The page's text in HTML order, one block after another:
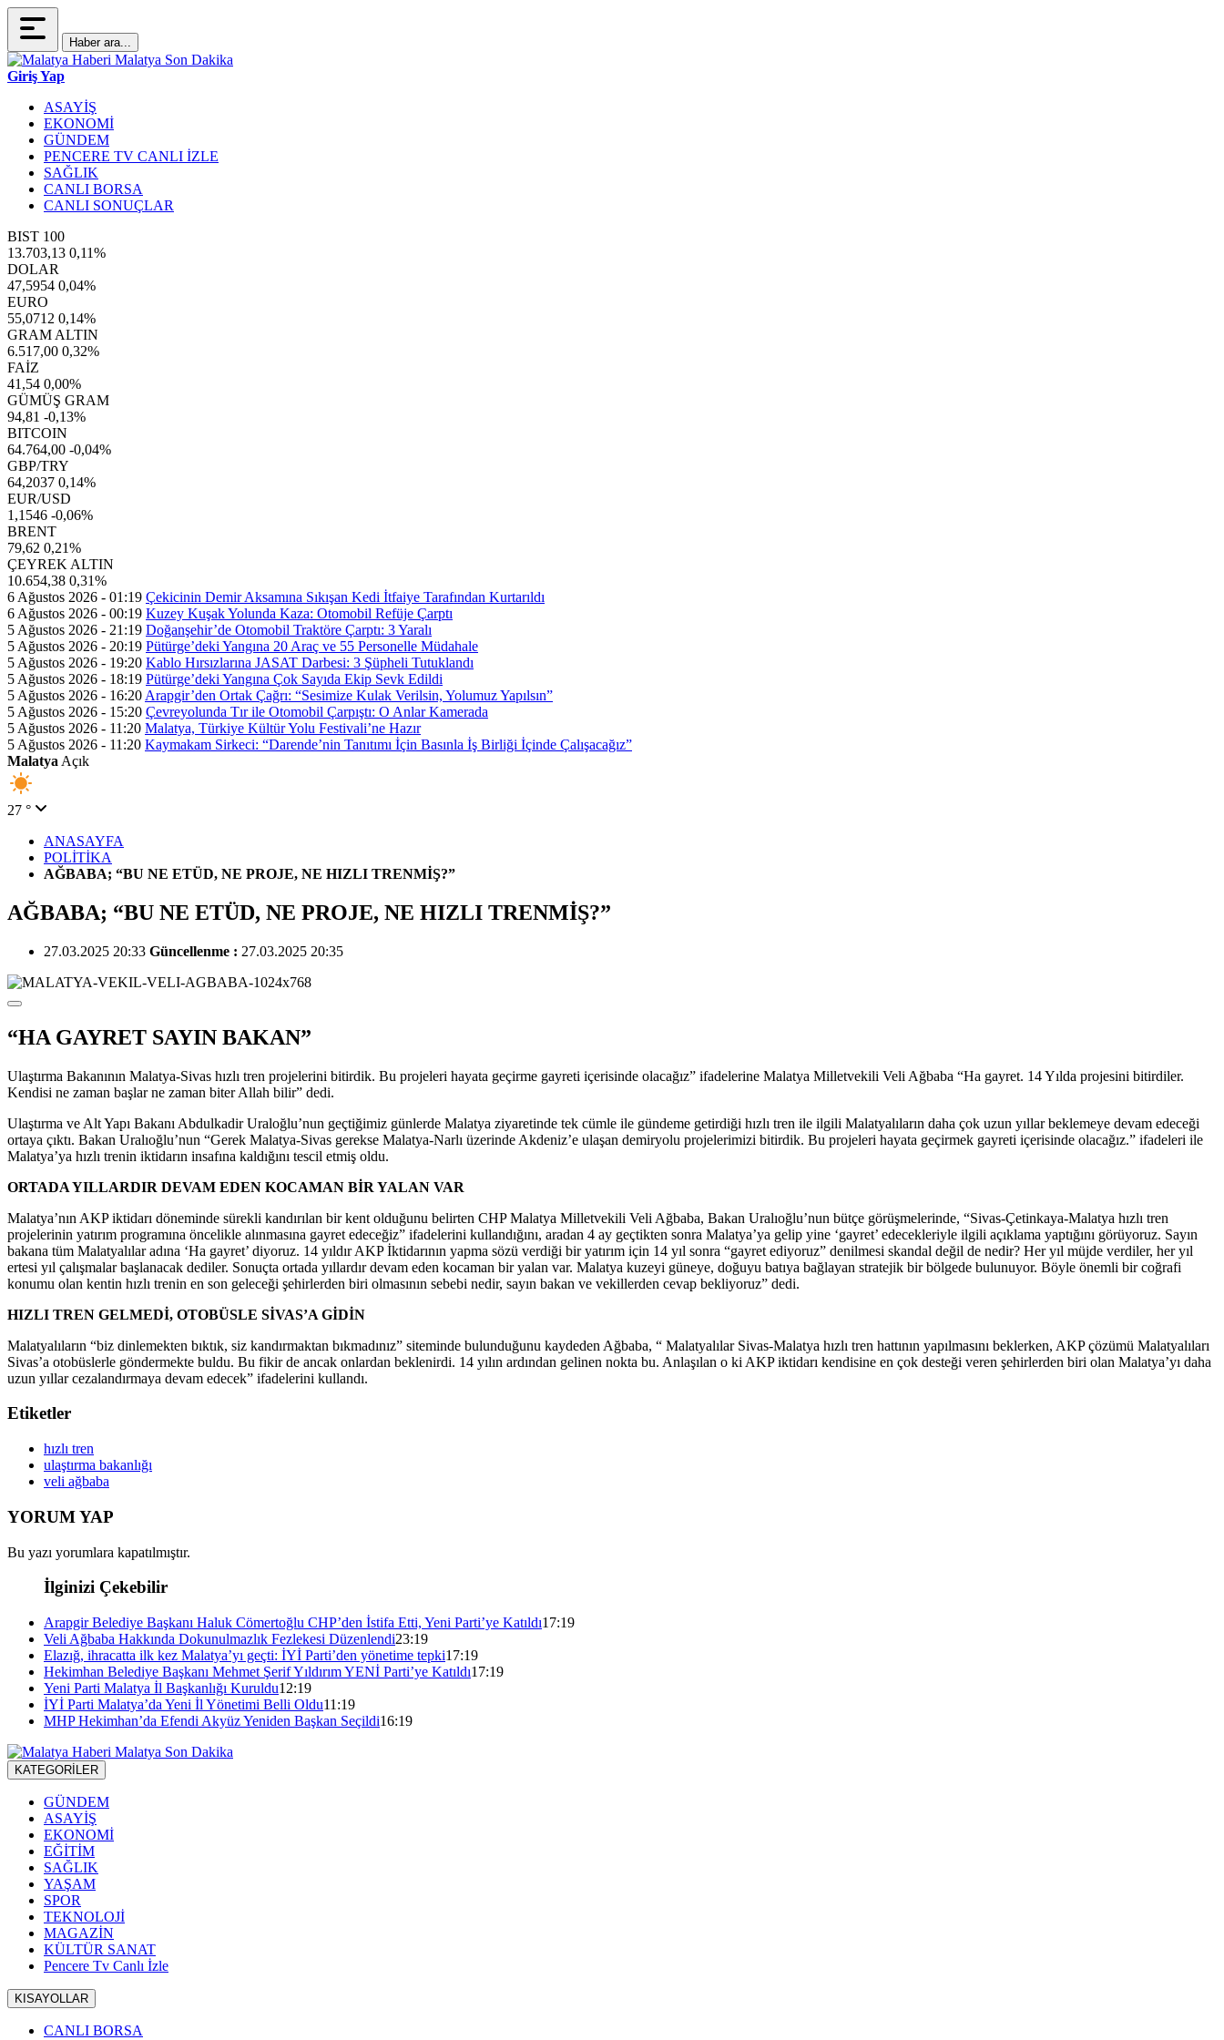
Haber ara...
Giriş Yap
ASAYİŞ
EKONOMİ
GÜNDEM
PENCERE TV CANLI İZLE
SAĞLIK
CANLI BORSA
CANLI SONUÇLAR
BIST 100
13.703,13 0,11%
DOLAR
47,5954 0,04%
EURO
55,0712 0,14%
GRAM ALTIN
6.517,00 0,32%
FAİZ
41,54 0,00%
GÜMÜŞ GRAM
94,81 -0,13%
BITCOIN
64.764,00 -0,04%
GBP/TRY
64,2037 0,14%
EUR/USD
1,1546 -0,06%
BRENT
79,62 0,21%
ÇEYREK ALTIN
10.654,38 0,31%
6 Ağustos 2026 - 01:19 Çekicinin Demir Aksamına Sıkışan Kedi İtfaiye Tarafından Kurtarıldı
6 Ağustos 2026 - 00:19 Kuzey Kuşak Yolunda Kaza: Otomobil Refüje Çarptı
5 Ağustos 2026 - 21:19 Doğanşehir’de Otomobil Traktöre Çarptı: 3 Yaralı
5 Ağustos 2026 - 20:19 Pütürge’deki Yangına 20 Araç ve 55 Personelle Müdahale
5 Ağustos 2026 - 19:20 Kablo Hırsızlarına JASAT Darbesi: 3 Şüpheli Tutuklandı
5 Ağustos 2026 - 18:19 Pütürge’deki Yangına Çok Sayıda Ekip Sevk Edildi
5 Ağustos 2026 - 16:20 Arapgir’den Ortak Çağrı: “Sesimize Kulak Verilsin, Yolumuz Yapılsın”
5 Ağustos 2026 - 15:20 Çevreyolunda Tır ile Otomobil Çarpıştı: O Anlar Kamerada
5 Ağustos 2026 - 11:20 Malatya, Türkiye Kültür Yolu Festivali’ne Hazır
5 Ağustos 2026 - 11:20 Kaymakam Sirkeci: “Darende’nin Tanıtımı İçin Basınla İş Birliği İçinde Çalışacağız”
Malatya Açık
27 °
ANASAYFA
POLİTİKA
AĞBABA; “BU NE ETÜD, NE PROJE, NE HIZLI TRENMİŞ?”
AĞBABA; “BU NE ETÜD, NE PROJE, NE HIZLI TRENMİŞ?”
27.03.2025 20:33 Güncellenme : 27.03.2025 20:35
“HA GAYRET SAYIN BAKAN”
Ulaştırma Bakanının Malatya-Sivas hızlı tren projelerini bitirdik. Bu projeleri hayata geçirme gayreti içerisinde olacağız” ifadelerine Malatya Milletvekili Veli Ağbaba “Ha gayret. 14 Yılda projesini bitirdiler.
Kendisi ne zaman başlar ne zaman biter Allah bilir” dedi.
Ulaştırma ve Alt Yapı Bakanı Abdulkadir Uraloğlu’nun geçtiğimiz günlerde Malatya ziyaretinde tek cümle ile gündeme getirdiği hızlı tren ile ilgili Malatyalıların daha çok uzun yıllar beklemeye devam edeceği
ortaya çıktı. Bakan Uralıoğlu’nun “Gerek Malatya-Sivas gerekse Malatya-Narlı üzerinde Akdeniz’e ulaşan demiryolu projelerimizi bitirdik. Bu projeleri hayata geçirmek gayreti içerisinde olacağız.” ifadeleri ile
Malatya’ya hızlı trenin iktidarın insafına kaldığını tescil etmiş oldu.
ORTADA YILLARDIR DEVAM EDEN KOCAMAN BİR YALAN VAR
Malatya’nın AKP iktidarı döneminde sürekli kandırılan bir kent olduğunu belirten CHP Malatya Milletvekili Veli Ağbaba, Bakan Uralıoğlu’nun bütçe görüşmelerinde, “Sivas-Çetinkaya-Malatya hızlı tren
projelerinin yatırım programına öncelikle alınmasına gayret edeceğiz” ifadelerini kullandığını, aradan 4 ay geçtikten sonra Malatya’ya gelip yine ‘gayret’ edecekleriyle ilgili açıklama yaptığını görüyoruz. Sayın
bakana tüm Malatyalılar adına ‘Ha gayret’ diyoruz. 14 yıldır AKP İktidarının yapma sözü verdiği bir yatırım için 14 yıl sonra “gayret ediyoruz” denilmesi skandal değil de nedir? Her yıl müjde verdiler, her yıl
ertesi yıl çalışmalar başlanacak dediler. Sonuçta ortada yıllardır devam eden kocaman bir yalan var. Malatya kuzeyi güneye, doğuyu batıya bağlayan stratejik bir bölgede bulunuyor. Böyle önemli bir coğrafi
konumu olan kentin hızlı trenin en son geleceği şehirlerden biri olmasının sebebi nedir, sayın bakan ve vekillerden cevap bekliyoruz” dedi.
HIZLI TREN GELMEDİ, OTOBÜSLE SİVAS’A GİDİN
Malatyalıların “biz dinlemekten bıktık, siz kandırmaktan bıkmadınız” siteminde bulunduğunu kaydeden Ağbaba, “ Malatyalılar Sivas-Malatya hızlı tren hattının yapılmasını beklerken, AKP çözümü Malatyalıları
Sivas’a otobüslerle göndermekte buldu. Bu fikir de ancak onlardan beklenirdi. 14 yılın ardından gelinen nokta bu. Anlaşılan o ki AKP iktidarı kendisine en çok desteği veren şehirlerden biri olan Malatya’yı daha
uzun yıllar cezalandırmaya devam edecek” ifadelerini kullandı.
Etiketler
hızlı tren
ulaştırma bakanlığı
veli ağbaba
YORUM YAP
Bu yazı yorumlara kapatılmıştır.
İlginizi Çekebilir
Arapgir Belediye Başkanı Haluk Cömertoğlu CHP’den İstifa Etti, Yeni Parti’ye Katıldı17:19
Veli Ağbaba Hakkında Dokunulmazlık Fezlekesi Düzenlendi23:19
Elazığ, ihracatta ilk kez Malatya’yı geçti: İYİ Parti’den yönetime tepki17:19
Hekimhan Belediye Başkanı Mehmet Şerif Yıldırım YENİ Parti’ye Katıldı17:19
Yeni Parti Malatya İl Başkanlığı Kuruldu12:19
İYİ Parti Malatya’da Yeni İl Yönetimi Belli Oldu11:19
MHP Hekimhan’da Efendi Akyüz Yeniden Başkan Seçildi16:19
KATEGORİLER
GÜNDEM
ASAYİŞ
EKONOMİ
EĞİTİM
SAĞLIK
YAŞAM
SPOR
TEKNOLOJİ
MAGAZİN
KÜLTÜR SANAT
Pencere Tv Canlı İzle
KISAYOLLAR
CANLI BORSA